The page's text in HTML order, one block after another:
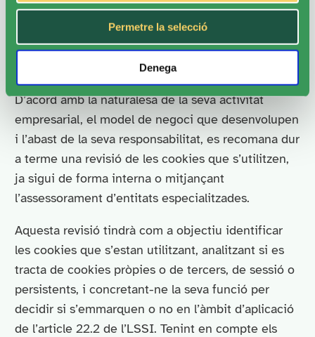
Permetre la selecció
Denega
Les obligacions legals imposades per la normativa
són dues: l’obligació de transparència i l’obligació
de l’obtenció del consentiment explícit de l’usuari
D’acord amb la naturalesa de la seva activitat
empresarial, el model de negoci que desenvolupen
i l’abast de la seva responsabilitat, es recomana dur
a terme una revisió de les cookies que s’utilitzen,
ja sigui de forma interna o mitjançant
l’assessorament d’entitats especialitzades.
Aquesta revisió tindrà com a objectiu identificar
les cookies que s’estan utilitzant, analitzant si es
tracta de cookies pròpies o de tercers, de sessió o
persistents, i concretant-ne la seva funció per
decidir si s’emmarquen o no en l’àmbit d’aplicació
de l’article 22.2 de l’LSSI. Tenint en compte els